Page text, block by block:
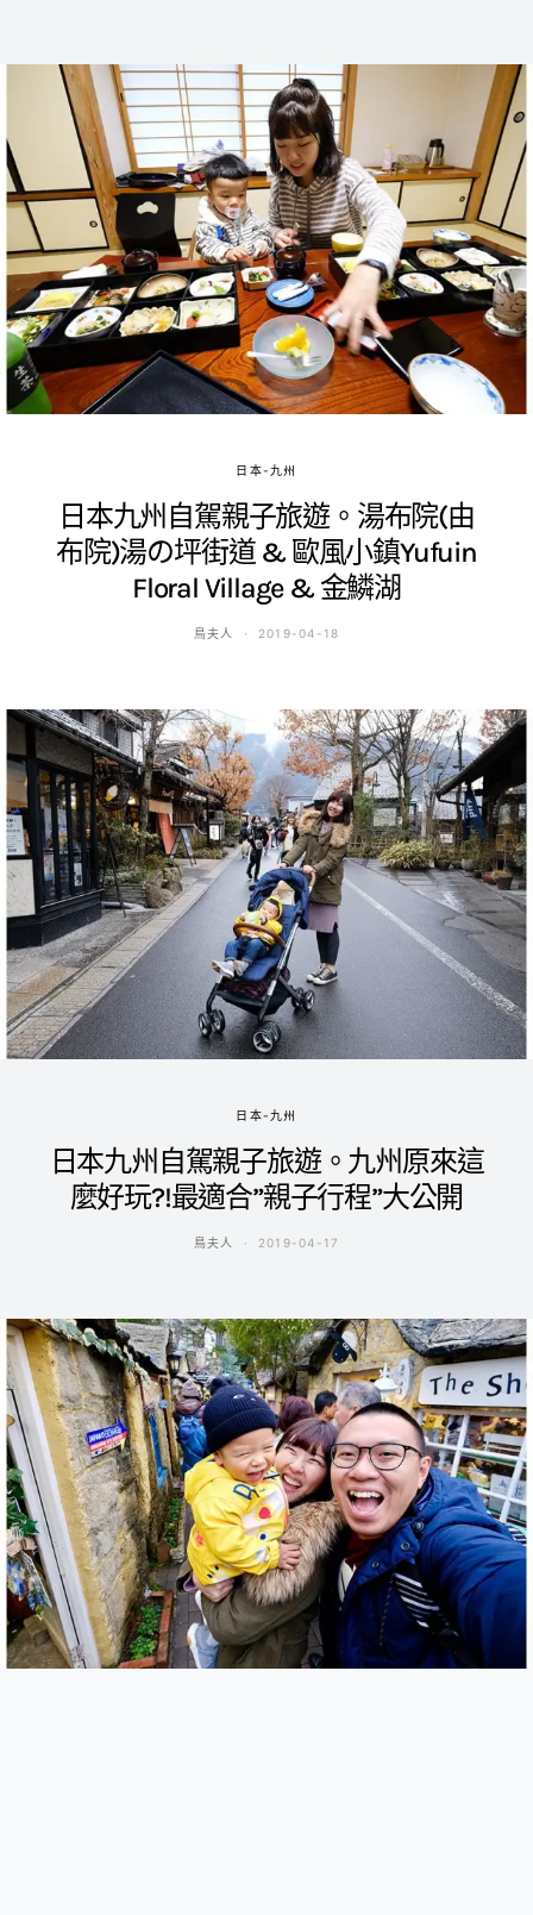
日本-九州
日本九州自駕親子旅遊。湯布院(由
布院)湯の坪街道 & 歐風小鎮Yufuin
Floral Village & 金鱗湖
鳥夫人 2019-04-18
日本-九州
日本九州自駕親子旅遊。九州原來這
麼好玩?!最適合”親子行程”大公開
鳥夫人 2019-04-17